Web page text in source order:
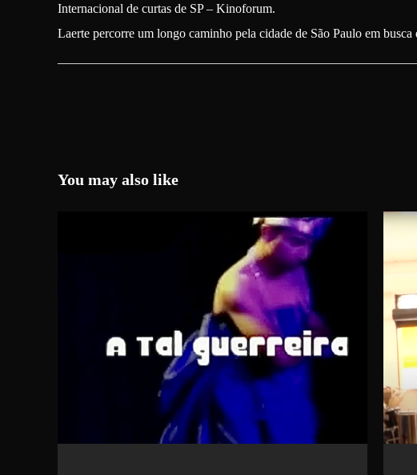
Internacional de curtas de SP – Kinoforum.
Laerte percorre um longo caminho pela cidade de São Paulo em
You may also like